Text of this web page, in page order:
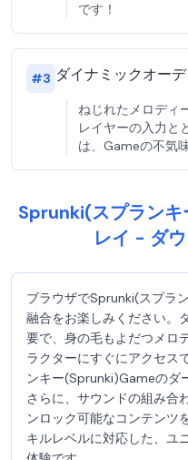
です！
#3 ダイナミックオー
ねじれたメロディ
レイヤーの入力と
は、Gameの不気
Sprunki(スプランキ
レイ - ダ
ブラウザでSprunki(スプラ
融合をお楽しみください。
要で、身の毛もよだつメロ
ラクターにすぐにアクセス
ンキー(Sprunki)Gameのダ
さらに、サウンドの組み合
ンロック可能なコンテンツ
キルレベルに対応した、ユ